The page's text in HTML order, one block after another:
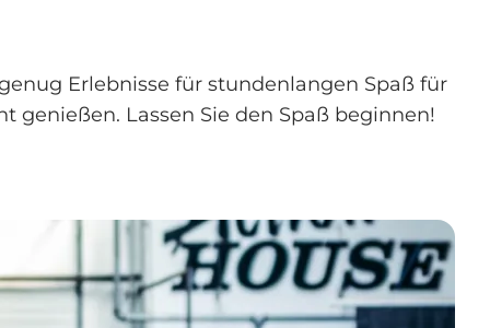
Erlebnisse für stundenlangen Spaß für
genießen. Lassen Sie den Spaß beginnen!